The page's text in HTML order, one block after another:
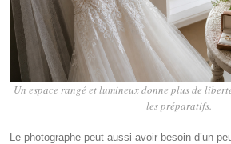
Un espace rangé et lumineux donne plus de
les préparatifs.
Le photographe peut aussi avoir besoin d’un